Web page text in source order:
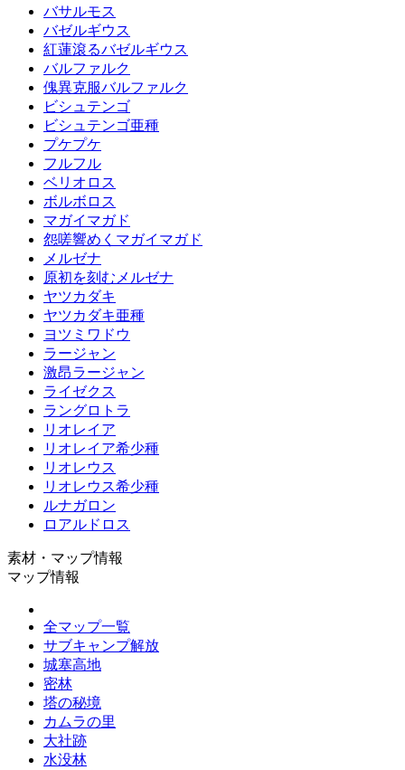
バサルモス
バゼルギウス
紅蓮滾るバゼルギウス
バルファルク
傀異克服バルファルク
ビシュテンゴ
ビシュテンゴ亜種
プケプケ
フルフル
ベリオロス
ボルボロス
マガイマガド
怨嗟響めくマガイマガド
メルゼナ
原初を刻むメルゼナ
ヤツカダキ
ヤツカダキ亜種
ヨツミワドウ
ラージャン
激昂ラージャン
ライゼクス
ラングロトラ
リオレイア
リオレイア希少種
リオレウス
リオレウス希少種
ルナガロン
ロアルドロス
素材・マップ情報
マップ情報
全マップ一覧
サブキャンプ解放
城塞高地
密林
塔の秘境
カムラの里
大社跡
水没林